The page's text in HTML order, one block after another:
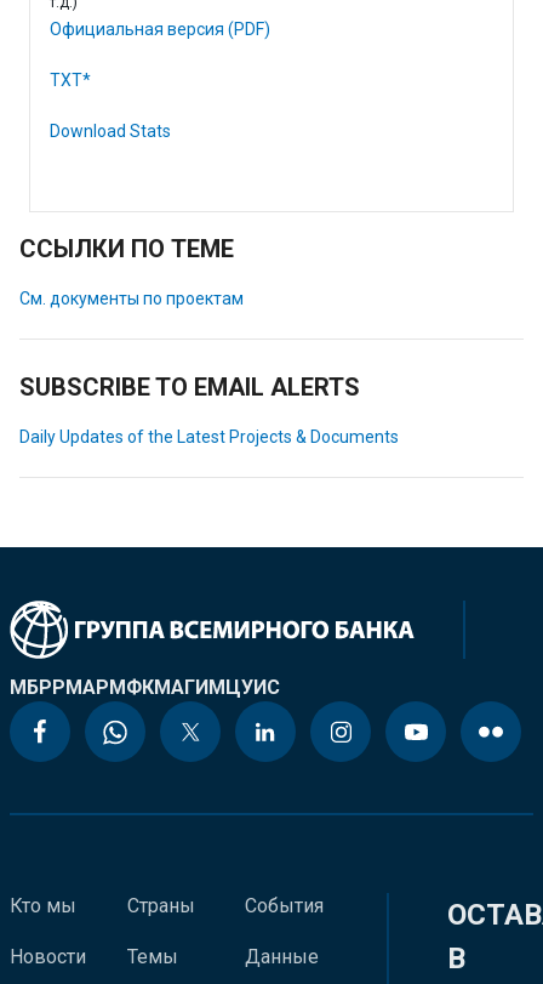
Официальная версия (PDF)
TXT*
Download Stats
ССЫЛКИ ПО ТЕМЕ
См. документы по проектам
SUBSCRIBE TO EMAIL ALERTS
Daily Updates of the Latest Projects & Documents
МБРРМАРМФКМАГИМЦУИС
Кто мы
Новости
Страны
Темы
События
Данные
В